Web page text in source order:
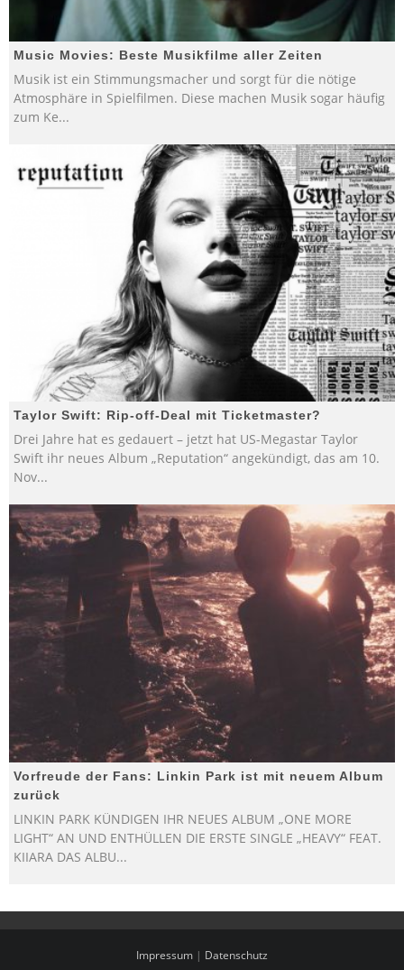
Music Movies: Beste Musikfilme aller Zeiten
Musik ist ein Stimmungsmacher und sorgt für die nötige
Atmosphäre in Spielfilmen. Diese machen Musik sogar häufig
zum Ke...
Taylor Swift: Rip-off-Deal mit Ticketmaster?
Drei Jahre hat es gedauert – jetzt hat US-Megastar Taylor
Swift ihr neues Album „Reputation“ angekündigt, das am 10.
Nov...
Vorfreude der Fans: Linkin Park ist mit neuem Album
zurück
LINKIN PARK KÜNDIGEN IHR NEUES ALBUM „ONE MORE
LIGHT“ AN UND ENTHÜLLEN DIE ERSTE SINGLE „HEAVY“ FEAT.
KIIARA DAS ALBU...
Impressum | Datenschutz